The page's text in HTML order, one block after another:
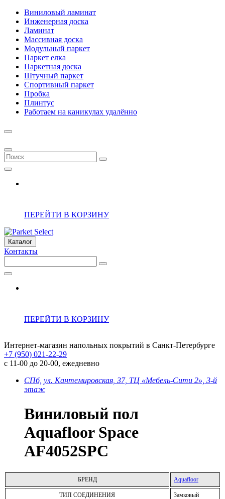
Виниловый ламинат
Инженерная доска
Ламинат
Массивная доска
Модульный паркет
Паркет елка
Паркетная доска
Штучный паркет
Спортивный паркет
Пробка
Плинтус
Работаем на каникулах удалённо
ПЕРЕЙТИ В КОРЗИНУ
Каталог
Контакты
ПЕРЕЙТИ В КОРЗИНУ
Интернет-магазин напольных покрытий в Санкт-Петербурге
+7 (950) 021-22-29
с 11-00 до 20-00, ежедневно
СПб, ул. Кантемировская, 37, ТЦ «Мебель-Сити 2», 3-й
этаж
Виниловый пол
Aquafloor Space
AF4052SPC
БРЕНД Aquafloor
ТИП СОЕДИНЕНИЯ Замковый